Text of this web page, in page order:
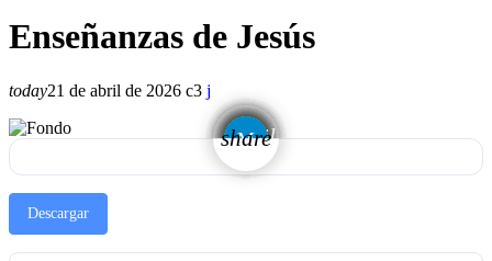
Enseñanzas de Jesús
today21 de abril de 2026 3
share
email
Descargar